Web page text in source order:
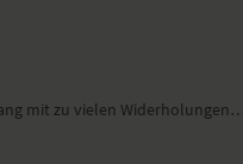
mit zu vielen